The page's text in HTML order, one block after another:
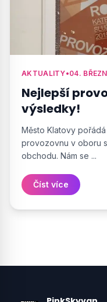
AKTUALITY•04.
Nejlepší
výsledky!
Město Klatovy
provozovnu v oboru
obchodu. Nám se ...
Číst více